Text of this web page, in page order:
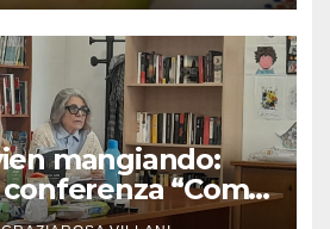
mangiando:
“Come
da portare a